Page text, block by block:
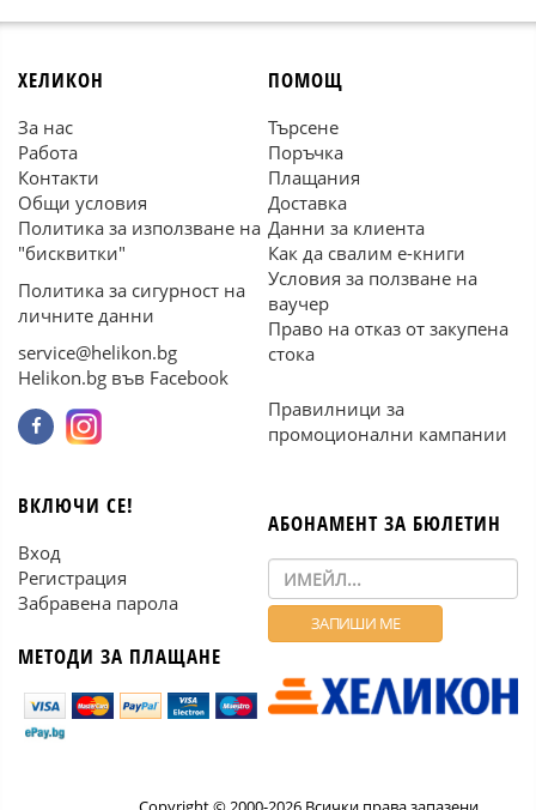
ХЕЛИКОН
За нас
Работа
Контакти
Общи условия
Политика за използване на
"бисквитки"
Политика за сигурност на
личните данни
service@helikon.bg
Helikon.bg във Facebook
ПОМОЩ
Търсене
Поръчка
Плащания
Доставка
Данни за клиента
Как да свалим е-книги
Условия за ползване на
ваучер
Право на отказ от закупена
стока
Правилници за
промоционални кампании
ВКЛЮЧИ СЕ!
Вход
Регистрация
Забравена парола
МЕТОДИ ЗА ПЛАЩАНЕ
АБОНАМЕНТ ЗА БЮЛЕТИН